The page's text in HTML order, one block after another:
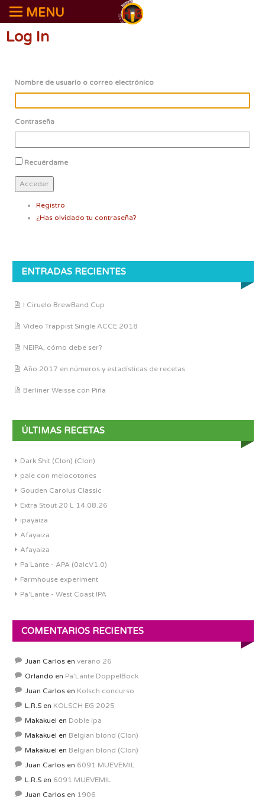
MENU
Log In
Nombre de usuario o correo electrónico
Contraseña
Recuérdame
Acceder
Registro
¿Has olvidado tu contraseña?
ENTRADAS RECIENTES
I Ciruelo BrewBand Cup
Vídeo Trappist Single ACCE 2018
NEIPA, cómo debe ser?
Año 2017 en números y estadísticas de recetas
Berliner Weisse con Piña
ÚLTIMAS RECETAS
Dark Shit (Clon) (Clon)
pale con melocotones
Gouden Carolus Classic
Extra Stout 20 L 14.08.26
ipayaiza
Afayaiza
Afayaiza
Pa´Lante - APA (0alcV1.0)
Farmhouse experiment
Pa'Lante - West Coast IPA
COMENTARIOS RECIENTES
Juan Carlos en verano 26
Orlando en Pa’Lante DoppelBock
Juan Carlos en Kolsch concurso
L.R.S en KOLSCH EG 2025
Makakuel en Doble ipa
Makakuel en Belgian blond (Clon)
Makakuel en Belgian blond (Clon)
Juan Carlos en 6091 MUEVEMIL
L.R.S en 6091 MUEVEMIL
Juan Carlos en 1906